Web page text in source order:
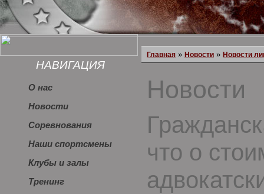
НАВИГАЦИЯ
О нас
Новости
Соревнования
Наши спортсмены
Клубы и залы
Тренинг
Главная » Новости » Новости
Новости
что о